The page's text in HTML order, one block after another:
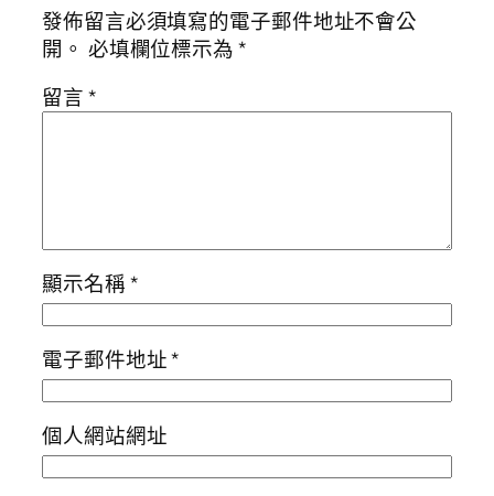
發佈留言必須填寫的電子郵件地址不會公
開。 必填欄位標示為*
留言*
顯示名稱*
電子郵件地址*
個人網站網址